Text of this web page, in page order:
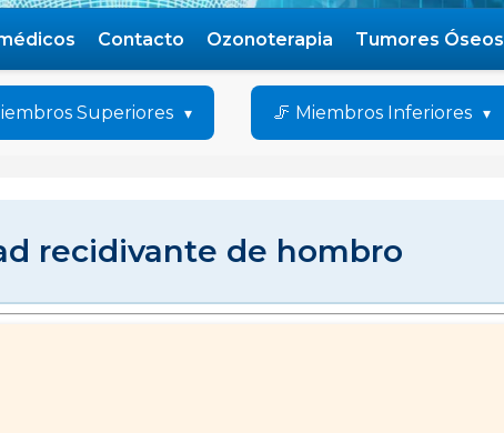
Contacto Ozonoterapia Tumores Óseos
Superiores 🦵 Miembros Inferiores
recidivante de hombro